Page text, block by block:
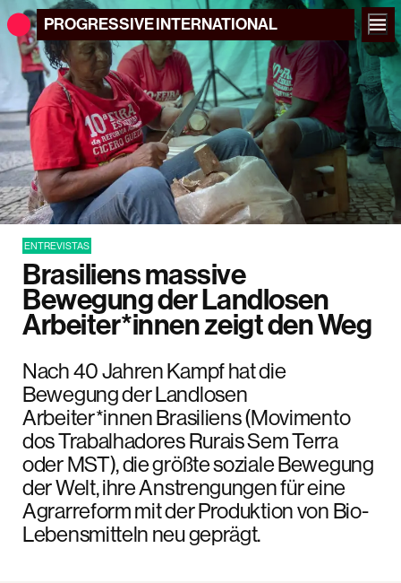
PROGRESSIVEINTERNATIONAL
ENTREVISTAS
Brasiliens massive
Bewegung der Landlosen
Arbeiter*innen zeigt den Weg
Nach 40 Jahren Kampf hat die
Bewegung der Landlosen
Arbeiter*innen Brasiliens (Movimento
dos Trabalhadores Rurais Sem Terra
oder MST), die größte soziale Bewegung
der Welt, ihre Anstrengungen für eine
Agrarreform mit der Produktion von Bio-
Lebensmitteln neu geprägt.